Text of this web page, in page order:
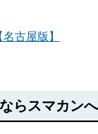
古屋版】
らスマカンへ